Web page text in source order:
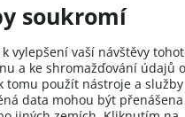
soukromí
vylepšení vaší návštěvy
a ke shromažďování údajů o
tomu použít nástroje a služby
data mohou být přenášena